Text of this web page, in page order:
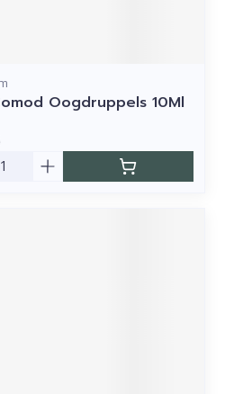
Oogdruppels 10Ml